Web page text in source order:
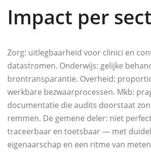
Impact per
Zorg: uitlegbaarheid voor clinici en
datastromen. Onderwijs: gelijke
brontransparantie. Overheid:
werkbare bezwaarprocessen. Mkb:
documentatie die audits doorstaat
remmen. De gemene deler: niet
traceerbaar en toetsbaar — met
eigenaarschap en een ritme van